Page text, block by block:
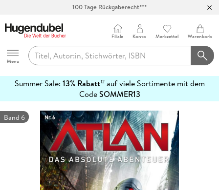
100 Tage Rückgaberecht***
Hugendubel
Menu
Filiale Konto Merkzettel Warenkorb
Summer Sale: 13% Rabatt12auf viele Sortimente mit dem
CodeSOMMER13
erfahren
Band 6